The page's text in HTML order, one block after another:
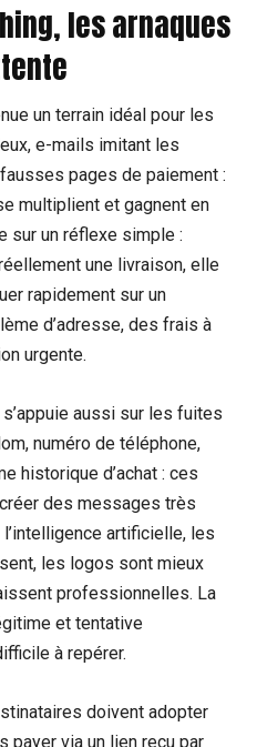
les arnaques
un terrain idéal pour les
e-mails imitant les
pages de paiement :
multiplient et gagnent en
sur un réflexe simple :
une livraison, elle
rapidement sur un
d’adresse, des frais à
urgente.
s’appuie aussi sur les fuites
numéro de téléphone,
historique d’achat : ces
des messages très
l’intelligence artificielle, les
les logos sont mieux
professionnelles. La
et tentative
à repérer.
doivent adopter
payer via un lien reçu par